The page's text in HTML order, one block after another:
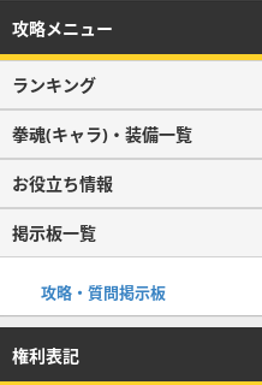
攻略メニュー
ランキング
拳魂(キャラ)・装備一覧
お役立ち情報
掲示板一覧
攻略・質問掲示板
権利表記